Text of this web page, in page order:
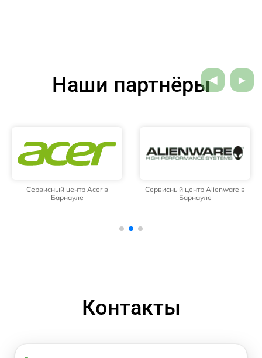
Наши партнёры
Сервисный центр Acer в
Барнауле
Сервисный центр Alienware в
Барнауле
Контакты